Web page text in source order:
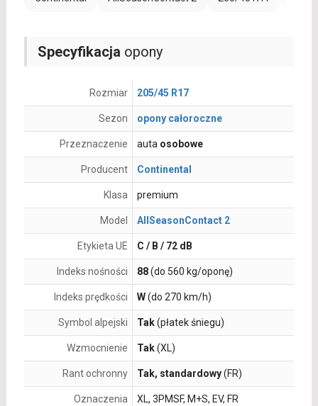
Specyfikacja opony
Rozmiar 205/45 R17
Sezon opony całoroczne
Przeznaczenie auta osobowe
Producent Continental
Klasa premium
Model AllSeasonContact 2
Etykieta UE C / B / 72 dB
Indeks nośności 88(do 560 kg/oponę)
Indeks prędkości W(do 270 km/h)
Symbol alpejski Tak(płatek śniegu)
Wzmocnienie Tak(XL)
Rant ochronny Tak, standardowy(FR)
Oznaczenia XL, 3PMSF, M+S, EV, FR